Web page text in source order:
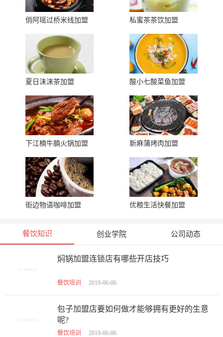
俏阿瑶过桥米线加盟 私蜜茶茶饮加盟
夏日沫沫茶加盟 酸小七酸菜鱼加盟
下江楠牛腩火锅加盟 新麻蒲烤肉加盟
街边物语咖啡加盟 优粮生活快餐加盟
餐饮知识 创业学院 公司动态
焖锅加盟连锁店有哪些开店技巧
餐饮培训 2019-06-06
包子加盟店要如何做才能够拥有更好的生意
呢?
餐饮培训 2019-06-06